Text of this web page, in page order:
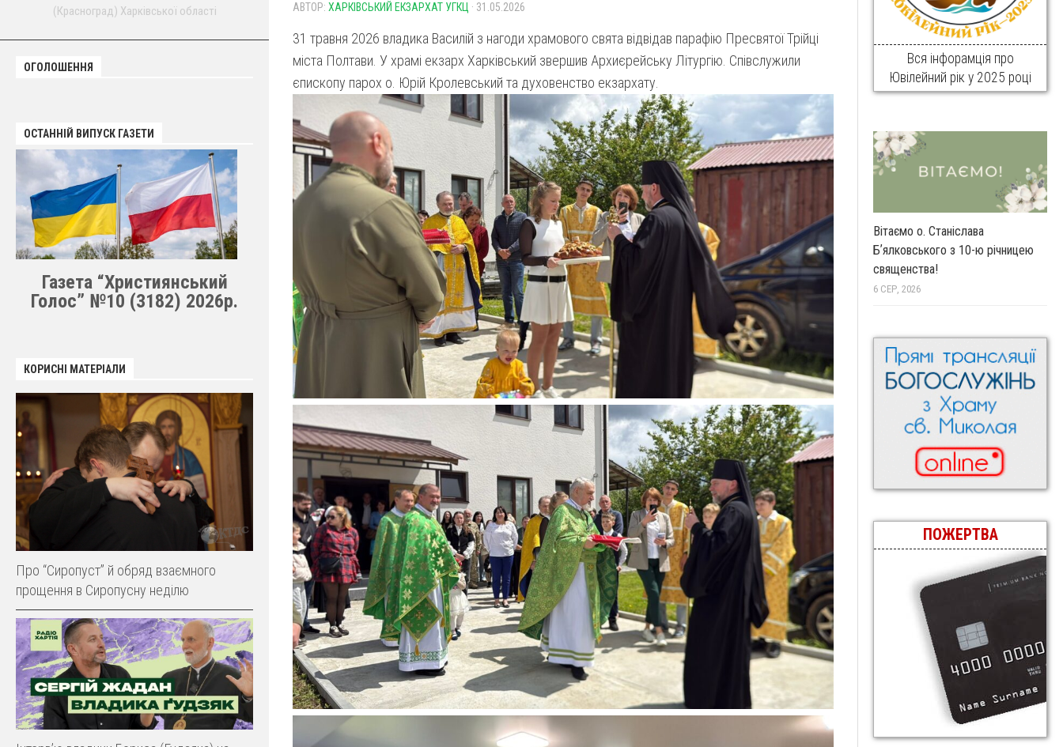
АВТОР: ХАРКІВСЬКИЙ ЕКЗАРХАТ УГКЦ · 31.05.2026
31 травня 2026 владика Василій з нагоди храмового свята відвідав парафію Пресвятої Трійці
міста Полтави. У храмі екзарх Харківський звершив Архиєрейську Літургію. Співслужили
єпископу парох о. Юрій Кролевський та духовенство екзархату.
(Красноград) Харківської області
ОГОЛОШЕННЯ
ОСТАННІЙ ВИПУСК ГАЗЕТИ
Газета “Християнський
Голос” №10 (3182) 2026р.
КОРИСНІ МАТЕРІАЛИ
Про “Сиропуст” й обряд взаємного
прощення в Сиропусну неділю
Вся інфорамція про
Ювілейний рік у 2025 році
Вітаємо о. Станіслава
Бʼялковського з 10-ю річницею
священства!
6 СЕР, 2026
ПОЖЕРТВА